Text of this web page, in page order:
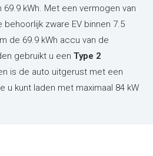
kWh. Met een vermogen van
behoorlijk zware EV binnen 7.5
de 69.9 kWh accu van de
gebruikt u eenType 2
is de auto uitgerust met een
u kunt laden met maximaal 84 kW